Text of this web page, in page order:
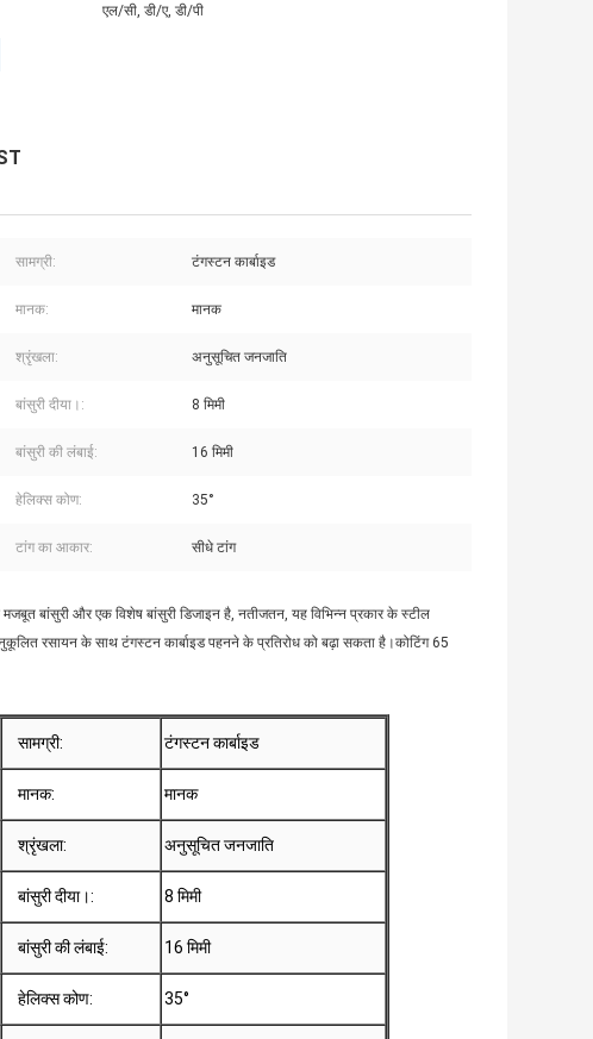
एल/सी, डी/ए, डी/पी
सामग्री: टंगस्टन कार्बाइड
मानक: मानक
श्रृंखला: अनुसूचित जनजाति
बांसुरी दीया।: 8 मिमी
बांसुरी की लंबाई: 16 मिमी
हेलिक्स कोण: 35°
टांग का आकार: सीधे टांग
बांसुरी और एक विशेष बांसुरी डिजाइन है, नतीजतन, यह विभिन्न प्रकार के स्टील
रसायन के साथ टंगस्टन कार्बाइड पहनने के प्रतिरोध को बढ़ा सकता है।कोटिंग 65
सामग्री: टंगस्टन कार्बाइड
मानक: मानक
श्रृंखला: अनुसूचित जनजाति
बांसुरी दीया।: 8 मिमी
बांसुरी की लंबाई: 16 मिमी
हेलिक्स कोण: 35°